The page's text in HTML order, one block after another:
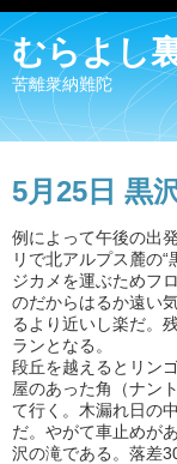
むらよし
苦離衆納難陀
5月25日 黒
例によって午後の出
リで北アルプス麓の
ジカメを運ぶためフ
のだからはるか遠い
るより近いし楽だ。
ランとなる。
段丘を越えるとリン
屋のあった角（ナン
て行く。木漏れ日の
だ。やがて車止めが
沢の滝である。落差